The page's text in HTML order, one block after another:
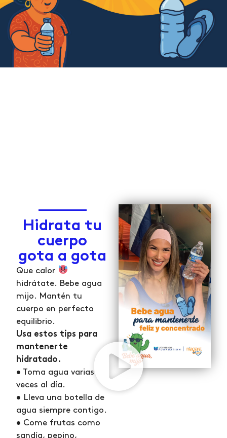
Hidrata tu
cuerpo
gota a gota
Que calor
hidrátate. Bebe agua
mijo. Mantén tu
cuerpo en perfecto
equilibrio.
Usa estos tips para
mantenerte
hidratado.
• Toma agua varias
veces al día.
• Lleva una botella de
agua siempre contigo.
• Come frutas como
sandía, pepino,